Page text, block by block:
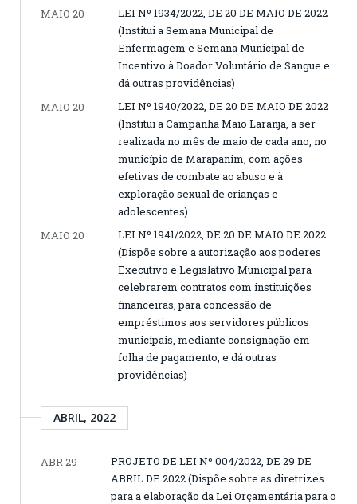
MAIO 20
LEI Nº 1934/2022, DE 20 DE MAIO DE 2022
(Institui a Semana Municipal de
Enfermagem e Semana Municipal de
Incentivo à Doador Voluntário de Sangue e
dá outras providências)
MAIO 20
LEI Nº 1940/2022, DE 20 DE MAIO DE 2022
(Institui a Campanha Maio Laranja, a ser
realizada no mês de maio de cada ano, no
município de Marapanim, com ações
efetivas de combate ao abuso e à
exploração sexual de crianças e
adolescentes)
MAIO 20
LEI Nº 1941/2022, DE 20 DE MAIO DE 2022
(Dispõe sobre a autorização aos poderes
Executivo e Legislativo Municipal para
celebrarem contratos com instituições
financeiras, para concessão de
empréstimos aos servidores públicos
municipais, mediante consignação em
folha de pagamento, e dá outras
providências)
ABRIL, 2022
ABR 29
PROJETO DE LEI Nº 004/2022, DE 29 DE
ABRIL DE 2022 (Dispõe sobre as diretrizes
para a elaboração da Lei Orçamentária para o